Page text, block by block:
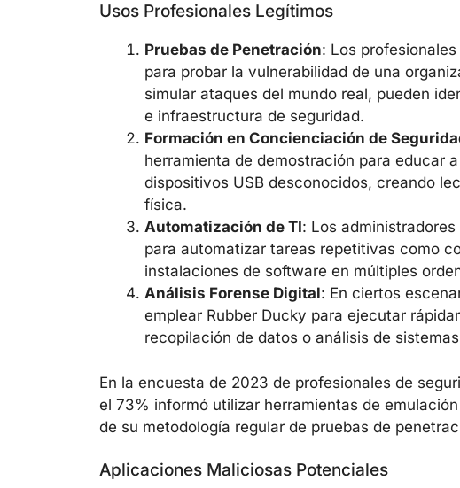
Usos Profesionales Legítimos
Pruebas de Penetración: Los
para probar la vulnerabilidad de una
simular ataques del mundo real, pueden
e infraestructura de seguridad.
Formación en Concienciación de
herramienta de demostración para educar
dispositivos USB desconocidos, creando
física.
Automatización de TI: Los
para automatizar tareas repetitivas como
instalaciones de software en múltiples
Análisis Forense Digital: En ciertos
emplear Rubber Ducky para ejecutar
recopilación de datos o análisis de
En la encuesta de 2023 de profesionales de
el 73% informó utilizar herramientas de
de su metodología regular de pruebas de
Aplicaciones Maliciosas Potenciales